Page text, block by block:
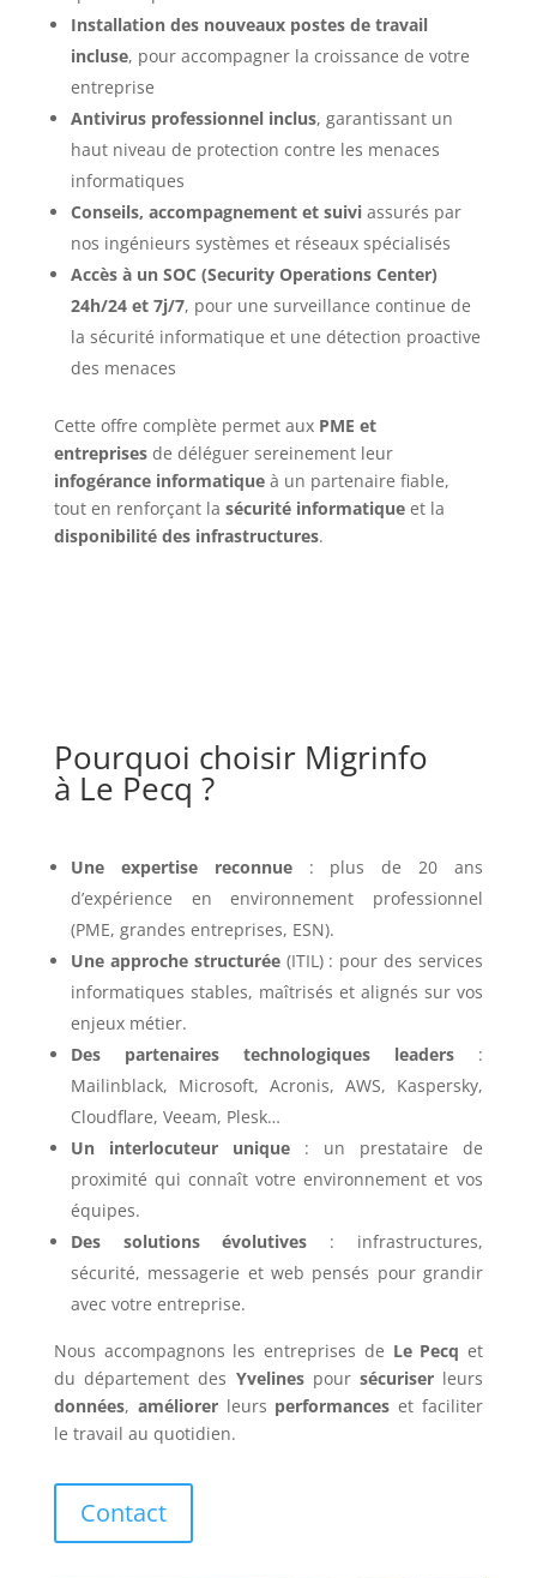
Installation des nouveaux postes de travail
incluse, pour accompagner la croissance de votre
entreprise
Antivirus professionnel inclus, garantissant un
haut niveau de protection contre les menaces
informatiques
Conseils, accompagnement et suiviassurés par
nos ingénieurs systèmes et réseaux spécialisés
Accès à un SOC (Security Operations Center)
24h/24 et 7j/7, pour une surveillance continue de
la sécurité informatique et une détection proactive
des menaces
Cette offre complète permet aux PME et
entreprisesde déléguer sereinement leur
infogérance informatiqueà un partenaire fiable,
tout en renforçant la sécurité informatiqueet la
disponibilité des infrastructures.
Pourquoi choisir Migrinfo
à Le Pecq ?
Une expertise reconnue: plus de 20 ans
d’expérience en environnement professionnel
(PME, grandes entreprises, ESN).
Une approche structurée(ITIL) : pour des services
informatiques stables, maîtrisés et alignés sur vos
enjeux métier.
Des partenaires technologiques leaders :
Mailinblack, Microsoft, Acronis, AWS, Kaspersky,
Cloudflare, Veeam, Plesk…
Un interlocuteur unique: un prestataire de
proximité qui connaît votre environnement et vos
équipes.
Des solutions évolutives : infrastructures,
sécurité, messagerie et web pensés pour grandir
avec votre entreprise.
Nous accompagnons les entreprises de Le Pecq et
du département des Yvelinespour sécuriserleurs
données, améliorerleurs performances et faciliter
le travail au quotidien.
Contact